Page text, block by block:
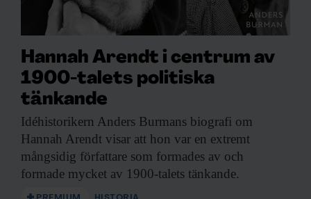
Hannah Arendt i centrum av
1900-talets politiska
tänkande
Idéhistorikern Anders Burmans biografi om
Hannah Arendt visar att hon var en extremt
mångsidig författare som formades av och
formade mycket av 1900-talets tänkande.